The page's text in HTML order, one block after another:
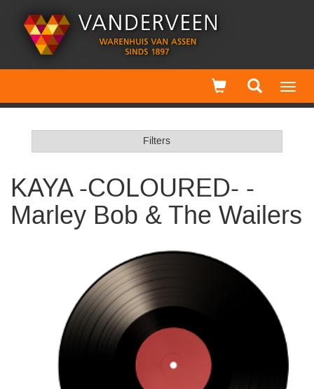
Filters
KAYA -COLOURED- -
Marley Bob & The Wailers